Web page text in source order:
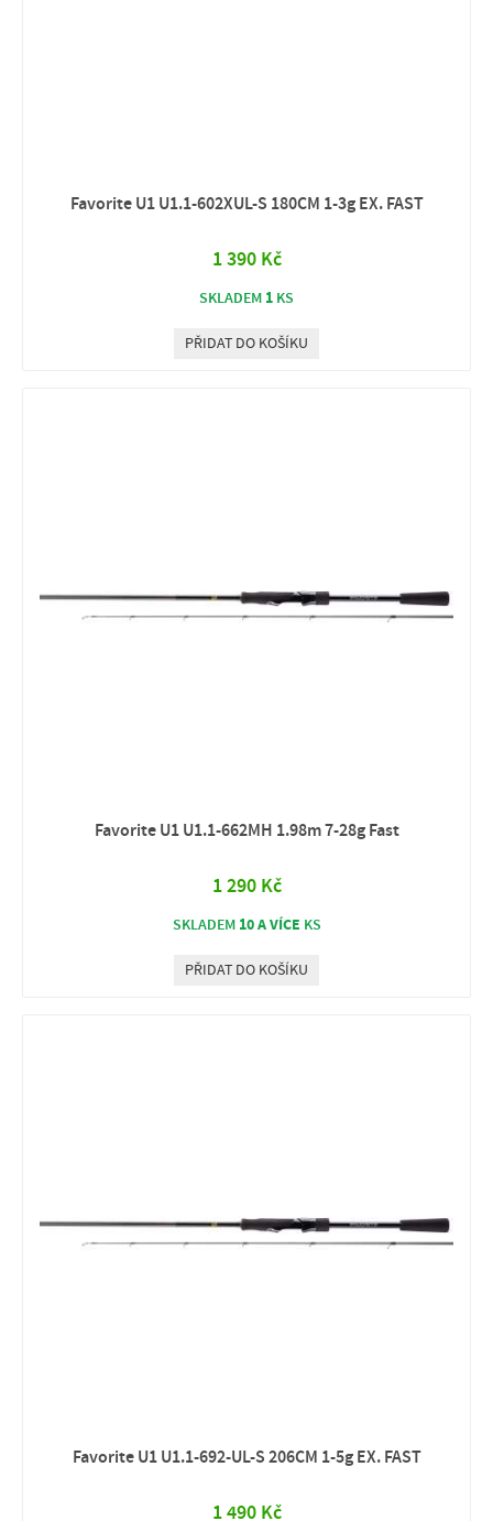
Favorite U1 U1.1-602XUL-S 180CM 1-3g EX. FAST
1 390 Kč
SKLADEM 1 KS
PŘIDAT DO KOŠÍKU
Favorite U1 U1.1-662MH 1.98m 7-28g Fast
1 290 Kč
SKLADEM 10 A VÍCE KS
PŘIDAT DO KOŠÍKU
Favorite U1 U1.1-692-UL-S 206CM 1-5g EX. FAST
1 490 Kč